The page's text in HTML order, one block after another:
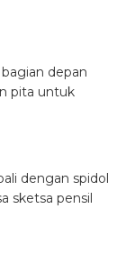
depan
pita untuk
dengan spidol
sketsa pensil